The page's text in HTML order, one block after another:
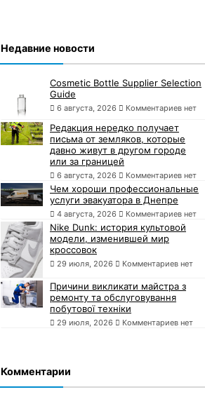
Недавние новости
Cosmetic Bottle Supplier Selection
Guide
6 августа, 2026 Комментариев нет
Редакция нередко получает
письма от земляков, которые
давно живут в другом городе
или за границей
6 августа, 2026 Комментариев нет
Чем хороши профессиональные
услуги эвакуатора в Днепре
4 августа, 2026 Комментариев нет
Nike Dunk: история культовой
модели, изменившей мир
кроссовок
29 июля, 2026 Комментариев нет
Причини викликати майстра з
ремонту та обслуговування
побутової техніки
29 июля, 2026 Комментариев нет
Комментарии